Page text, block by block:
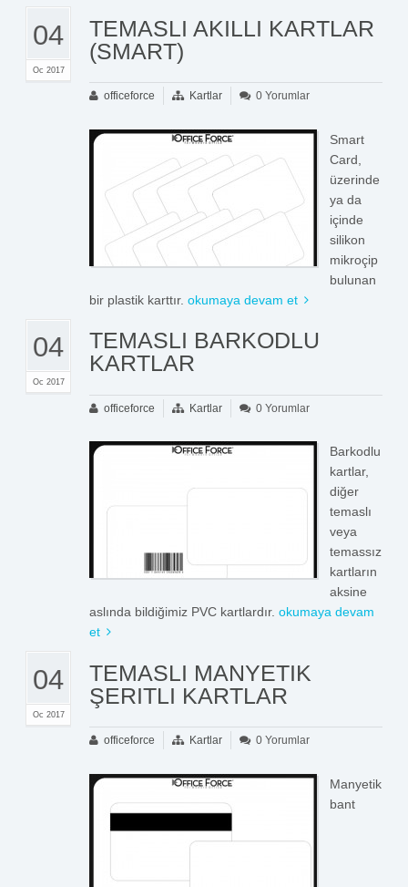
04
Oc 2017
TEMASLI AKILLI KARTLAR
(SMART)
officeforce Kartlar 0 Yorumlar
Smart
Card,
üzerinde
ya da
içinde
silikon
mikroçip
bulunan
bir plastik karttır. okumaya devam et
04
Oc 2017
TEMASLI BARKODLU
KARTLAR
officeforce Kartlar 0 Yorumlar
Barkodlu
kartlar,
diğer
temaslı
veya
temassız
kartların
aksine
aslında bildiğimiz PVC kartlardır. okumaya devam
et
04
Oc 2017
TEMASLI MANYETIK
ŞERITLI KARTLAR
officeforce Kartlar 0 Yorumlar
Manyetik
bant